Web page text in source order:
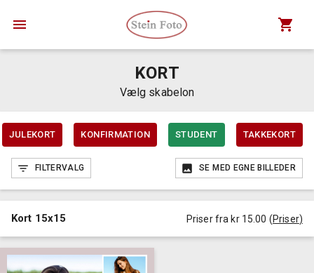
KORT
Vælg skabelon
JULEKORT KONFIRMATION STUDENT TAKKEKORT
FILTERVALG SE MED EGNE BILLEDER
Kort 15x15 Priser fra kr 15.00 (Priser)